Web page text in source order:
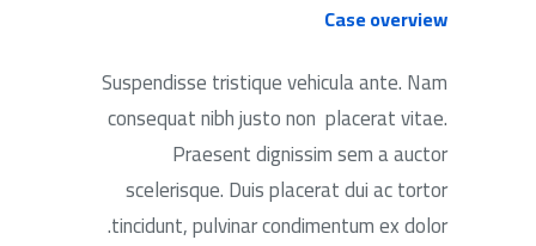
Case overview
Suspendisse tristique vehicula ante. Nam
consequat nibh justo non placerat vitae.
Praesent dignissim sem a auctor
scelerisque. Duis placerat dui ac tortor
tincidunt, pulvinar condimentum ex dolor.